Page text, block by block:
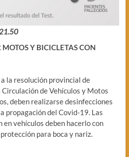
Y BICICLETAS CON
la resolución provincial de
de Vehículos y Motos
deben realizarse desinfecciones
propagación del Covid-19. Las
en vehículos deben hacerlo con
para boca y nariz.